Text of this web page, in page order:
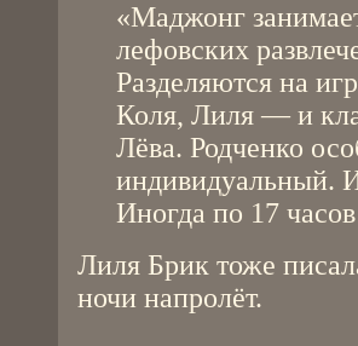
«Маджонг
лефовских
Разделяются на
Коля, Лиля — и
Лёва. Родченко
индивидуальный.
Иногда по 17
Лиля Брик тоже
ночи напролёт.